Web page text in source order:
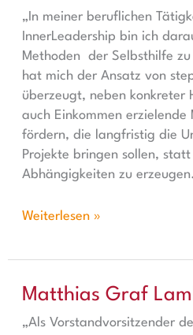
„In meiner beruflichen
InnerLeadership bin ich
Methoden der Selbsthilfe
hat mich der Ansatz von
überzeugt, neben konkreter
auch Einkommen erzielende
fördern, die langfristig die
Projekte bringen sollen,
Abhängigkeiten zu
Weiterlesen »
Matthias Graf
„Als Vorstandvorsitzender
Matthias Graf Lambsdorff